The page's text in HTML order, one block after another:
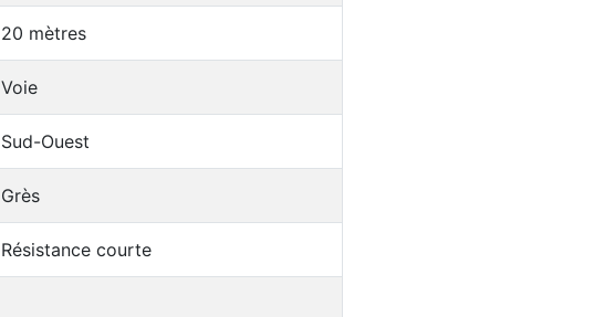
20 mètres
Voie
Sud-Ouest
Grès
Résistance courte